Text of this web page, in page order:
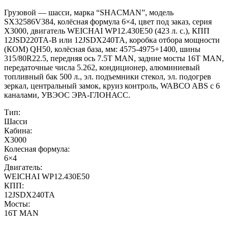
Грузовой — шасси, марка “SHACMAN”, модель
SX32586V384, колёсная формула 6×4, цвет под заказ, серия
X3000, двигатель WEICHAI WP12.430E50 (423 л. с.), КПП
12JSD220TA-B или 12JSDX240TA, коробка отбора мощности
(КОМ) QH50, колёсная база, мм: 4575-4975+1400, шины
315/80R22.5, передняя ось 7.5T MAN, задние мосты 16T MAN,
передаточные числа 5.262, кондиционер, алюминиевый
топливный бак 500 л., эл. подъемники стекол, эл. подогрев
зеркал, центральный замок, круиз контроль, WABCO ABS с 6
каналами, УВЭОС ЭРА-ГЛОНАСС.
Тип:
Шасси
Кабина:
X3000
Колесная формула:
6×4
Двигатель:
WEICHAI WP12.430E50
КПП:
12JSDX240TA
Мосты:
16T MAN